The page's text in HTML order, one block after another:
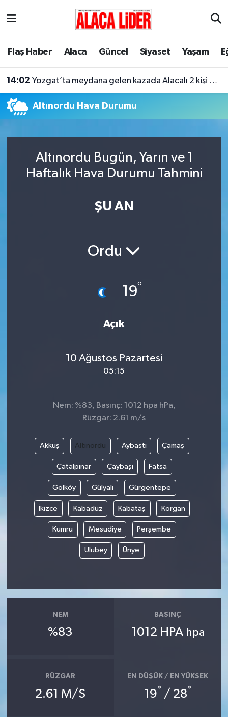
Flaş Haber Alaca Güncel Siyaset Yaşam
14:02 Yozgat’ta meydana gelen kazada Alacalı 2 kişi hayatını kaybetti
Altınordu Hava Durumu
Altınordu Bugün, Yarın ve 1
Haftalık Hava Durumu Tahmini
ŞU AN
Ordu
19°
Açık
10 Ağustos Pazartesi
05:15
Nem: %83, Basınç: 1012 hpa hPa,
Rüzgar: 2.61 m/s
Akkuş Altınordu Aybastı Çamaş
Çatalpınar Çaybaşı Fatsa
Gölköy Gülyalı Gürgentepe
İkizce Kabadüz Kabataş Korgan
Kumru Mesudiye Perşembe
Ulubey Ünye
NEM
%83
BASINÇ
1012 HPA hpa
RÜZGAR
2.61 M/S
EN DÜŞÜK / EN YÜKSEK
19° / 28°
Çorum Nöbetçi Eczaneler
Tüm Manşetler